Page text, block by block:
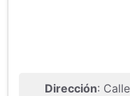
Dirección: